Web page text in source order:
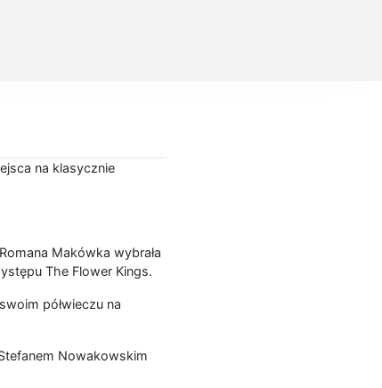
na klasycznie
Makówka wybrała
The Flower Kings.
półwieczu na
Nowakowskim